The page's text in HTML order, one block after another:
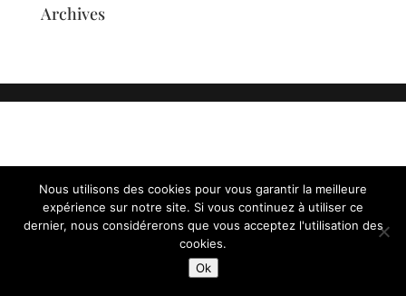
Archives
Nous utilisons des cookies pour vous garantir la meilleure
expérience sur notre site. Si vous continuez à utiliser ce
dernier, nous considérerons que vous acceptez l'utilisation des
cookies.
Ok